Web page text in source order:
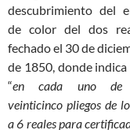
descubrimiento del
de color del dos
fechado el 30 de
de 1850, donde indica
“en cada uno de
veinticinco pliegos de
a 6 reales para